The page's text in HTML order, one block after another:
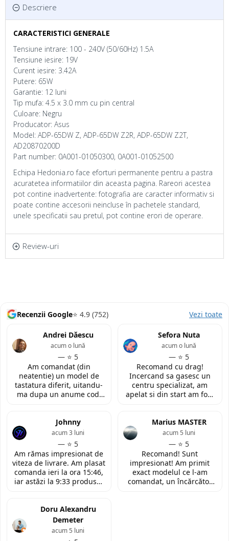
Descriere
CARACTERISTICI GENERALE
Tensiune intrare: 100 - 240V (50/60Hz) 1.5A
Tensiune iesire: 19V
Curent iesire: 3.42A
Putere: 65W
Garantie: 12 luni
Tip mufa: 4.5 x 3.0 mm cu pin central
Culoare: Negru
Producator: Asus
Model: ADP-65DW Z, ADP-65DW Z2R, ADP-65DW Z2T,
AD20870200D
Part number: 0A001-01050300, 0A001-01052500
Echipa Hedonia.ro face eforturi permanente pentru a pastra
acuratetea informatiilor din aceasta pagina. Rareori acestea
pot contine inadvertente: fotografia are caracter informativ si
poate contine accesorii neincluse în pachetele standard,
unele specificatii sau pretul, pot contine erori de operare.
Review-uri
Recenzii Google⭐ 4.9 (752) Vezi toate
Andrei Dăescu
— ⭐ 5
acum o lună
Am comandat (din
neatentie) un model de
tastatura diferit, uitandu-
ma dupa un anume cod.
contactat in urma cererii
de retur si mi-au oferit
modelul potrivit de
tastatura pentru repararea
laptopului. Nu am ce
reprosa! Serviciu prompt si
de incredere!
Sefora Nuta
— ⭐ 5
acum o lună
Recomand cu drag!
Incercand sa gasesc un
centru specializat, am
apelat si din start am fost
fata locului, am fost placut
impresionata de
amabilitatea si priceperea
personalului. Multumesc
tare mult pentru ajutorul
oferit!
Johnny
— ⭐ 5
acum 3 luni
Am rămas impresionat de
viteza de livrare. Am plasat
comanda ieri la ora 15:46,
iar astăzi la 9:33 produsul
exact conform descrierii,
ambalată corespunzător și
la un preț foarte
Marius MASTER
— ⭐ 5
acum 5 luni
Recomand! Sunt
impresionat! Am primit
exact modelul ce l-am
comandat, un încărcător
Doru Alexandru
Demeter
acum 5 luni